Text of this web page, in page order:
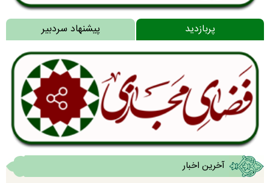
پربازدید پیشنهاد سردبیر
آخرین اخبار